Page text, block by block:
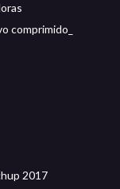
comprimido_
2017